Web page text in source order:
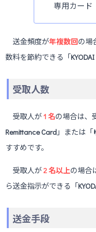
専用カード
送金頻度が年複数回の場
数料を節約できる「
受取人数
受取人が 1 名の場合は、
Remittance Card 」または「
すすめです。
受取人が2 名以上の場合
ら送金指示ができる「
送金手段